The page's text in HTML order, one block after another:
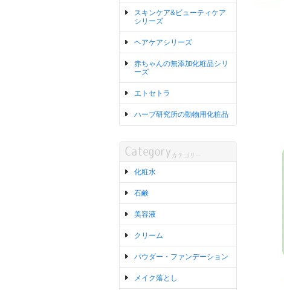
スキンケア&ビューティケア
シリーズ
ヘアケアシリーズ
赤ちゃんの無添加化粧品シリ
ーズ
エトセトラ
ハーブ研究所の動物用化粧品
化粧水
石鹸
美容液
クリーム
パウダー・ファンデーション
メイク落とし